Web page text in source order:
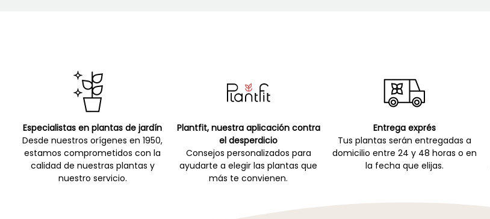
Especialistas en plantas de jardín
Desde nuestros orígenes en 1950,
estamos comprometidos con la
calidad de nuestras plantas y
nuestro servicio.
Plantfit, nuestra aplicación contra
el desperdicio
Consejos personalizados para
ayudarte a elegir las plantas que
más te convienen.
Entrega exprés
Tus plantas serán entregadas a
domicilio entre 24 y 48 horas o en
la fecha que elijas.